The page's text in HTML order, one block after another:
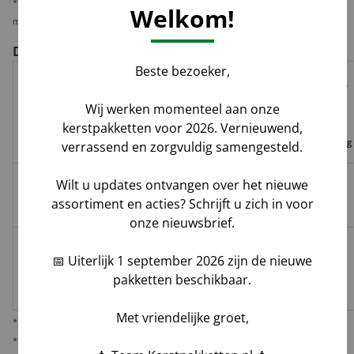
mogelijkheid deze per pallet te laten leveren i.v.m. veiligheid en zekerheid.
De voor- en nadelen per verzendoptie
Geleverd door
&
Trace
op
leverdatum
levering
Risico op
vermissing
Groenbezorgen
/ DHL
❌ ❌
✅ ✅* ✅
* Behoudens overmacht calamiteiten.
** De verantwoordelijkheid op dit risico als gevolg van uw keuze voor reguliere
Welkom!
Beste bezoeker,
Wij werken momenteel aan onze
kerstpakketten voor 2026. Vernieuwend,
verrassend en zorgvuldig samengesteld.
Wilt u updates ontvangen over het nieuwe
assortiment en acties? Schrijft u zich in voor
onze nieuwsbrief.
📅 Uiterlijk 1 september 2026 zijn de nieuwe
pakketten beschikbaar.
Met vriendelijke groet,